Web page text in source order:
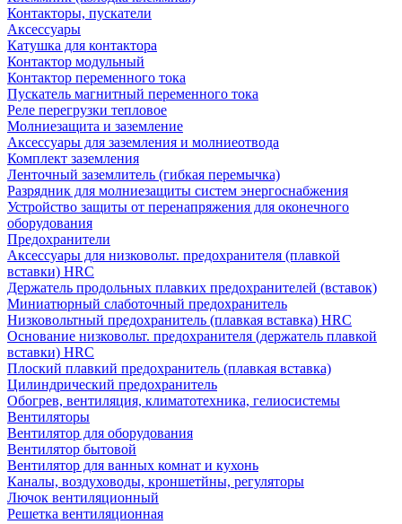
Контакторы, пускатели
Аксессуары
Катушка для контактора
Контактор модульный
Контактор переменного тока
Пускатель магнитный переменного тока
Реле перегрузки тепловое
Молниезащита и заземление
Аксессуары для заземления и молниеотвода
Комплект заземления
Ленточный заземлитель (гибкая перемычка)
Разрядник для молниезащиты систем энергоснабжения
Устройство защиты от перенапряжения для оконечного
оборудования
Предохранители
Аксессуары для низковольт. предохранителя (плавкой
вставки) HRC
Держатель продольных плавких предохранителей (вставок)
Миниатюрный слаботочный предохранитель
Низковольтный предохранитель (плавкая вставка) HRC
Основание низковольт. предохранителя (держатель плавкой
вставки) HRC
Плоский плавкий предохранитель (плавкая вставка)
Цилиндрический предохранитель
Обогрев, вентиляция, климатотехника, гелиосистемы
Вентиляторы
Вентилятор для оборудования
Вентилятор бытовой
Вентилятор для ванных комнат и кухонь
Каналы, воздуховоды, кроншетйны, регуляторы
Лючок вентиляционный
Решетка вентиляционная